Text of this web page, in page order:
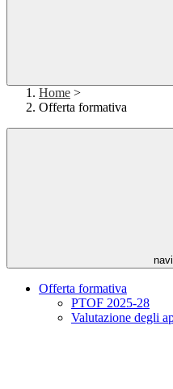
Home >
Offerta formativa
Offerta formativa
PTOF 2025-28
Valutazione degli